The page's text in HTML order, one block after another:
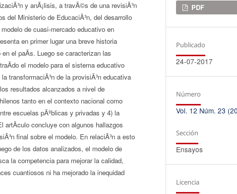
y anÃ¡lisis, a travÃ©s de una revisiÃ³n
del Ministerio de EducaciÃ³n, del desarrollo
de cuasi-mercado educativo en
en primer lugar una breve historia
el paÃ­s. Luego se caracterizan las
el modelo para el sistema educativo
transformaciÃ³n de la provisiÃ³n educativa
resultados alcanzados a nivel de
tanto en el contexto nacional como
escuelas pÃºblicas y privadas y 4) la
artÃ­culo concluye con algunos hallazgos
final sobre el modelo. En relaciÃ³n a esto
de los datos analizados, el modelo de
la competencia para mejorar la calidad,
cuantiosos ni ha mejorado la inequidad
Descargas
PDF
Publicado
24-07-2017
Número
Vol. 12 Núm. 23
Sección
Ensayos
Licencia